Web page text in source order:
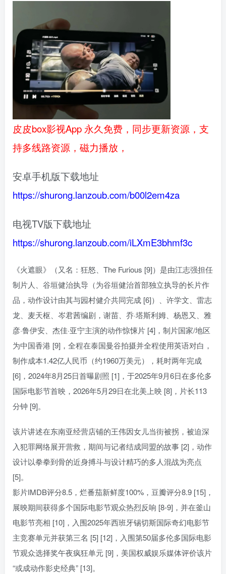
皮皮box影视App 永久免费，同步更新资源，支
持多线路资源，磁力播放，
安卓手机版下载地址
https://shurong.lanzoub.com/b00l2em4za
电视TV版下载地址
https://shurong.lanzoub.com/iLXmE3bhmf3c
《火遮眼》（又名：狂怒、The Furious [9]）是由江志强担任
制片人、谷垣健治执导（为谷垣健治首部独立执导的长片作
品，动作设计由其与园村健介共同完成 [6]）、许学文、雷志
龙、麦天枢、岑君茜编剧，谢苗、乔·塔斯利姆、杨恩又、雅
彦·鲁伊安、杰佳·亚宁主演的动作惊悚片 [4]，制片国家/地区
为中国香港 [9]，全程在泰国曼谷拍摄并全程使用英语对白，
制作成本1.42亿人民币（约1960万美元），耗时两年完成
[6]，2024年8月25日首曝剧照 [1]，于2025年9月6日在多伦多
国际电影节首映，2026年5月29日在北美上映 [8]，片长113
分钟 [9]。
该片讲述在东南亚经营店铺的王伟因女儿当街被拐，被迫深
入犯罪网络展开营救，期间与记者结成同盟的故事 [2]，动作
设计以拳拳到骨的近身搏斗与设计精巧的多人混战为亮点
[5]。
影片IMDB评分8.5，烂番茄新鲜度100%，豆瓣评分8.9 [15]，
展映期间获得多个国际电影节观众热烈反响 [8-9]，并在釜山
电影节亮相 [10]，入围2025年西班牙锡切斯国际奇幻电影节
主竞赛单元并获第三名 [5] [12]，入围第50届多伦多国际电影
节观众选择奖午夜疯狂单元 [9]，美国权威娱乐媒体评价该片
“或成动作影史经典” [13]。